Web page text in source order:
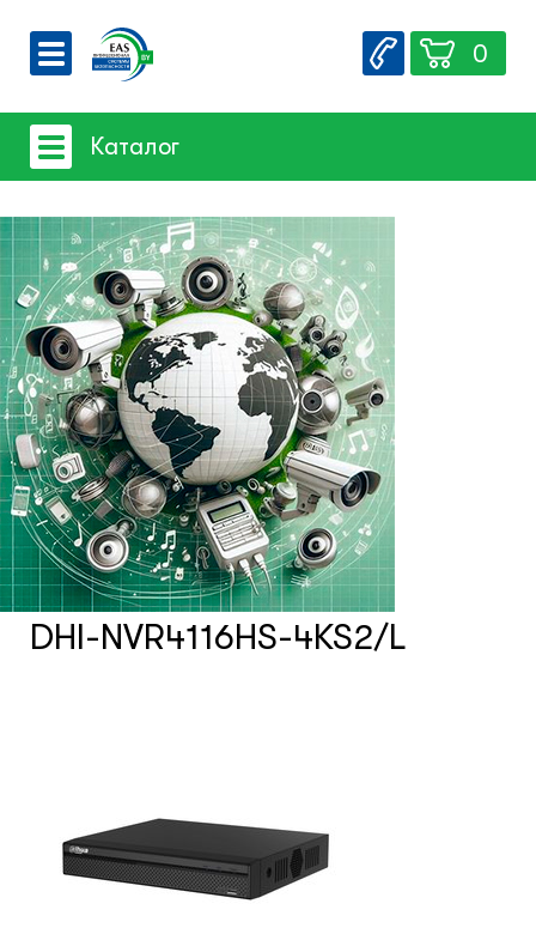
О компании
Вакансии
Контакты
0
Каталог
Системы видеонаблюдения
- iFLOW
- SpaceTechnology
- Dahua
- EZ-IP
- Hikvision
- Комплектующие и монтажный
материал
Системы защиты товаров от краж
Счетчики посетителей
Защита товара на стеллажах
Системы контроля и управления
доступом
DHI-NVR4116HS-4KS2/L